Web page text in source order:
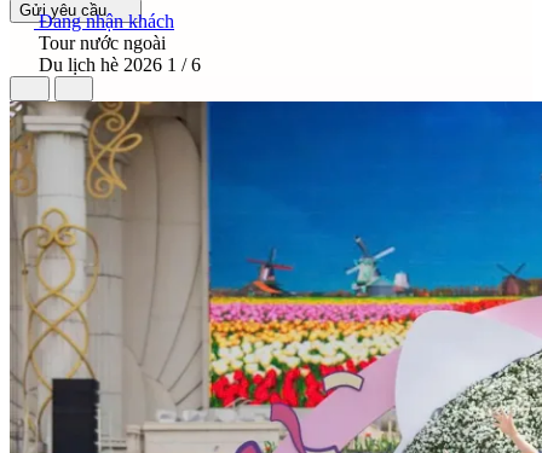
Gửi yêu cầu
Đang nhận khách
Tour nước ngoài
Du lịch hè 2026 1 / 6